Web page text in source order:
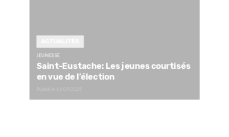
JEUNESSE
Saint-Eustache: Les jeunes courtisés
en vue de l’élection